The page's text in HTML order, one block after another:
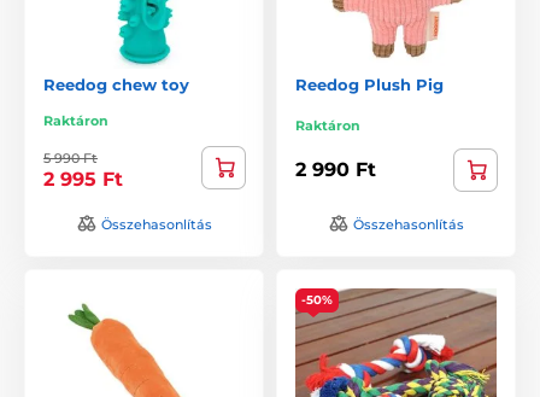
Reedog chew toy
Raktáron
5 990 Ft
2 995 Ft
Összehasonlítás
Reedog Plush Pig
Raktáron
2 990 Ft
Összehasonlítás
-50%